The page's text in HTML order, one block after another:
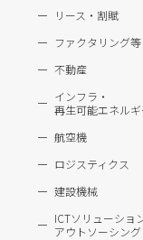
リース・割賦
ファクタリング等
不動産
インフラ・
再生可能エネルギ
航空機
ロジスティクス
建設機械
ICTソリューショ
アウトソーシング